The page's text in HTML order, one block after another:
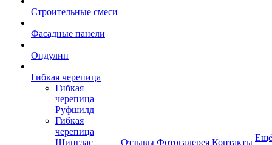
Строительные смеси
Фасадные панели
Ондулин
Гибкая черепица
Гибкая
черепица
Руфшилд
Гибкая
черепица
Шинглас
Отзывы Фотогалерея Контакты Ещё